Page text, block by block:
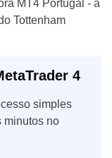
MT4 Portugal - a
Tottenham
4
simples
minutos no